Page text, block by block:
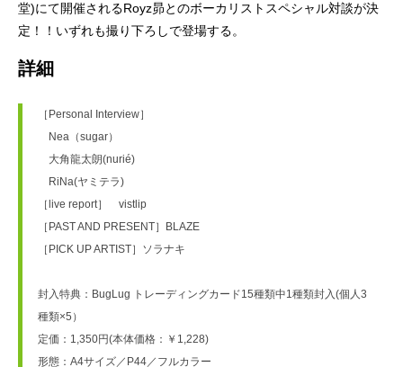
堂)にて開催されるRoyz昴とのボーカリストスペシャル対談が決
定！！いずれも撮り下ろしで登場する。
詳細
［Personal Interview］
Nea（sugar）
大角龍太朗(nurié)
RiNa(ヤミテラ)
［live report］　vistlip
［PAST AND PRESENT］BLAZE
［PICK UP ARTIST］ソラナキ
封入特典：BugLug トレーディングカード15種類中1種類封入(個人3
種類×5）
定価：1,350円(本体価格：￥1,228)
形態：A4サイズ／P44／フルカラー